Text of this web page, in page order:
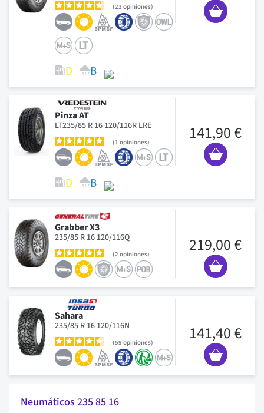
23 opiniones
Pinza AT
LT235/85 R 16 120/116R LRE
1 opiniones 141,90 €
Grabber X3
235/85 R 16 120/116Q
2 opiniones 219,00 €
Sahara
235/85 R 16 120/116N
59 opiniones 141,40 €
Neumáticos 235 85 16